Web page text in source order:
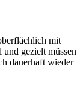
mit
gezielt müssen
dauerhaft wieder